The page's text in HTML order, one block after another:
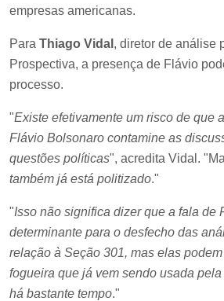
empresas americanas.
Para Thiago Vidal , diretor de análise
Prospectiva, a presença de Flávio
processo.
"Existe efetivamente um risco de que
Flávio Bolsonaro contamine as
questões políticas", acredita Vidal.
também já está politizado."
"Isso não significa dizer que a fala de
determinante para o desfecho das
relação à Seção 301, mas elas
fogueira que já vem sendo usada
há bastante tempo."